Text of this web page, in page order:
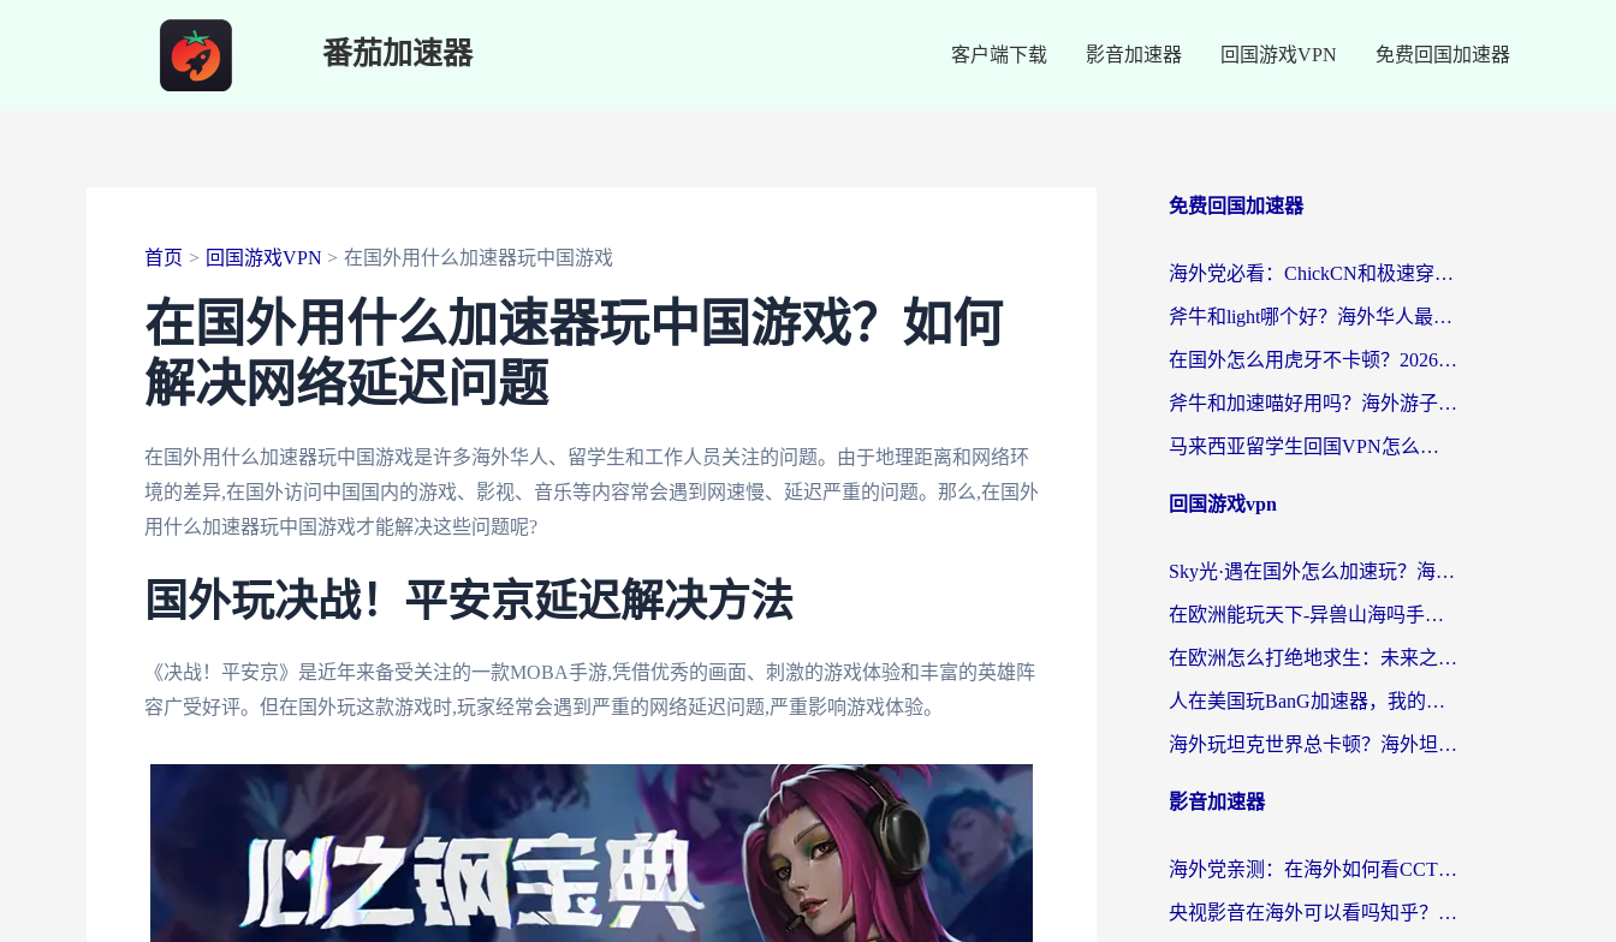
番茄加速器 客户端下载 影音加速器 回国游戏VPN 免费回国加速器
首页 回国游戏VPN 在国外用什么加速器玩中国游戏
在国外用什么加速器玩中国游戏？如何
解决网络延迟问题
在国外用什么加速器玩中国游戏是许多海外华人、留学生和工作人员关注的问题。由于地理距离和网络环
境的差异,在国外访问中国国内的游戏、影视、音乐等内容常会遇到网速慢、延迟严重的问题。那么,在国外
用什么加速器玩中国游戏才能解决这些问题呢?
国外玩决战！平安京延迟解决方法
《决战！平安京》是近年来备受关注的一款MOBA手游,凭借优秀的画面、刺激的游戏体验和丰富的英雄阵
容广受好评。但在国外玩这款游戏时,玩家经常会遇到严重的网络延迟问题,严重影响游戏体验。
免费回国加速器
海外党必看：ChickCN和极速穿梭VPN好用吗？3招教你选对回国加速器无缝刷国内资源
斧牛和light哪个好？海外华人最关心的回国加速器选择难题，一篇讲透
在国外怎么用虎牙不卡顿？2026海外华人亲测有效的回国加速器选择指南
斧牛和加速喵好用吗？海外游子的真实选择困境
马来西亚留学生回国VPN怎么选？3个避坑点+1款实测好用的加速器推荐
回国游戏vpn
Sky光·遇在国外怎么加速玩？海外党亲测有效的国服游戏加速指南
在欧洲能玩天下-异兽山海吗手游？海外玩家的加速器生存指南
在欧洲怎么打绝地求生：未来之役不卡？留学生亲测的加速器避坑指南
人在美国玩BanG加速器，我的延迟终于绿了
海外玩坦克世界总卡顿？海外坦克世界加速器有哪些？实测好用的选择在这里
影音加速器
海外党亲测：在海外如何看CCTV？告别“仅限大陆播放”的实用指南
央视影音在海外可以看吗知乎？留学生亲测：3步解决地域限制+追剧自由